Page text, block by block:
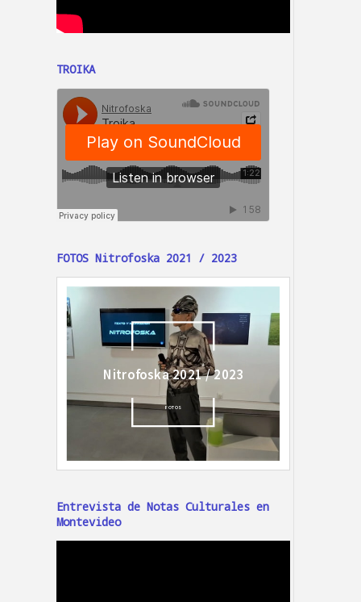
TROIKA
FOTOS Nitrofoska 2021 / 2023
Entrevista de Notas Culturales en
Montevideo